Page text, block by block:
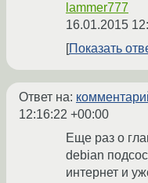
lammer777
16.01.2015
Показать
Ответ на:
12:16:22 +00:00
Еще раз о
debian
интернет и